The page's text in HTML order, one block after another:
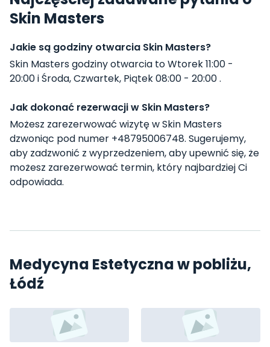
Skin Masters
Jakie są godziny otwarcia Skin Masters?
Skin Masters godziny otwarcia to Wtorek 11:00 -
20:00 i Środa, Czwartek, Piątek 08:00 - 20:00 .
Jak dokonać rezerwacji w Skin Masters?
Możesz zarezerwować wizytę w Skin Masters
dzwoniąc pod numer +48795006748. Sugerujemy,
aby zadzwonić z wyprzedzeniem, aby upewnić się, że
możesz zarezerwować termin, który najbardziej Ci
odpowiada.
Medycyna Estetyczna w pobliżu,
Łódź